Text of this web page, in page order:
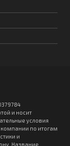
и носит
условия
по итогам
и
Название